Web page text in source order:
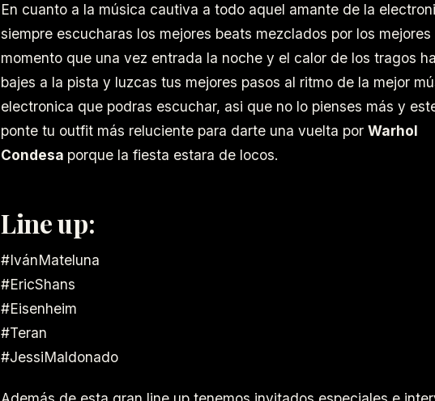
En cuanto a la música cautiva a todo aquel amante de la
siempre escucharas los mejores beats mezclados por los mejores
momento que una vez entrada la noche y el calor de los tragos
bajes a la pista y luzcas tus mejores pasos al ritmo de la mejor
electronica que podras escuchar, asi que no lo pienses más y
ponte tu outfit más reluciente para darte una vuelta por Warhol
Condesa porque la fiesta estara de locos.
Line up:
#IvánMateluna
#EricShans
#Eisenheim
#Teran
#JessiMaldonado